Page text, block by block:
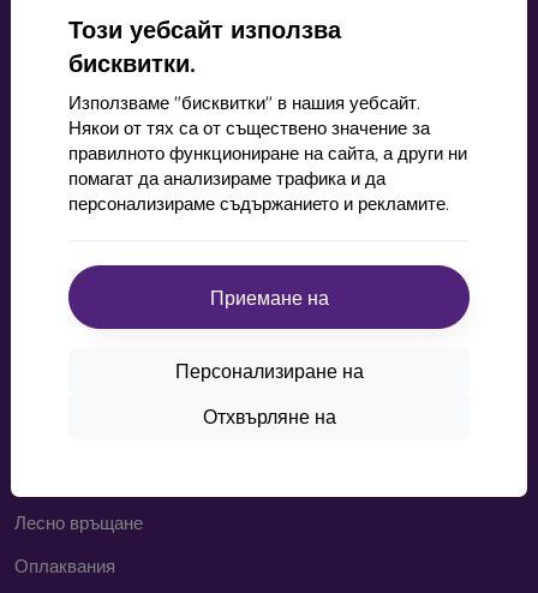
Този уебсайт използва
бисквитки.
Използваме "бисквитки" в нашия уебсайт.
Някои от тях са от съществено значение за
правилното функциониране на сайта, а други ни
помагат да анализираме трафика и да
персонализираме съдържанието и рекламите.
Приемане на
Персонализиране на
Отхвърляне на
Контакт
info@mobilonline.sk
Пишете ни
От понеделник до петък:
Събота и неделя:
Извън линия
Лесно връщане
Оплаквания